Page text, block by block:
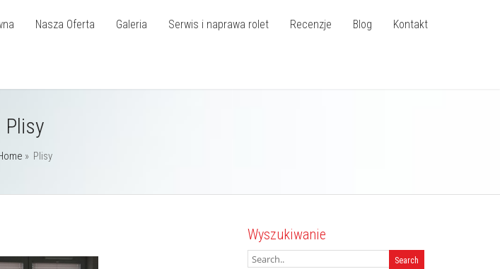
Nasza Oferta Galeria Serwis i naprawa rolet Recenzje Blog Kontakt
Plisy
» Plisy
Wyszukiwanie